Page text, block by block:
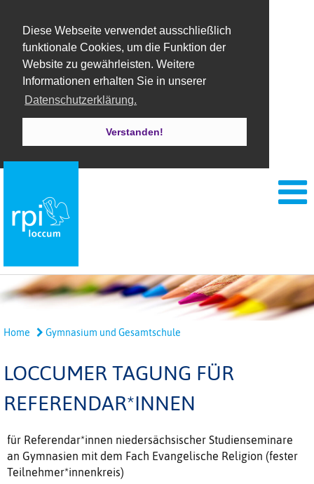
Diese Webseite verwendet ausschließlich
funktionale Cookies, um die Funktion der
Website zu gewährleisten. Weitere
Informationen erhalten Sie in unserer
Datenschutzerklärung.
Verstanden!
Home Gymnasium und Gesamtschule
LOCCUMER TAGUNG FÜR
REFERENDAR*INNEN
für Referendar*innen niedersächsischer Studienseminare
an Gymnasien mit dem Fach Evangelische Religion (fester
Teilnehmer*innenkreis)